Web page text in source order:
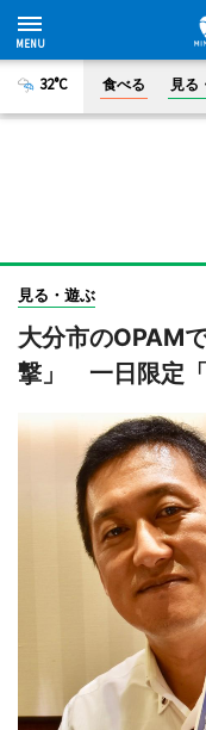
32°C 食べる 見る
見る・遊ぶ
大分市のOPAM
撃」 一日限定